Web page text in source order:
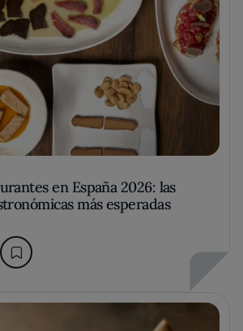
en España 2026: las
más esperadas